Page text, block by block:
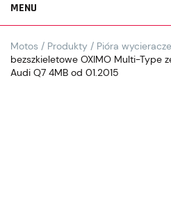
MENU
Motos / Produkty / Pióra
bezszkieletowe OXIMO Multi-Type
Audi Q7 4MB od 01.2015